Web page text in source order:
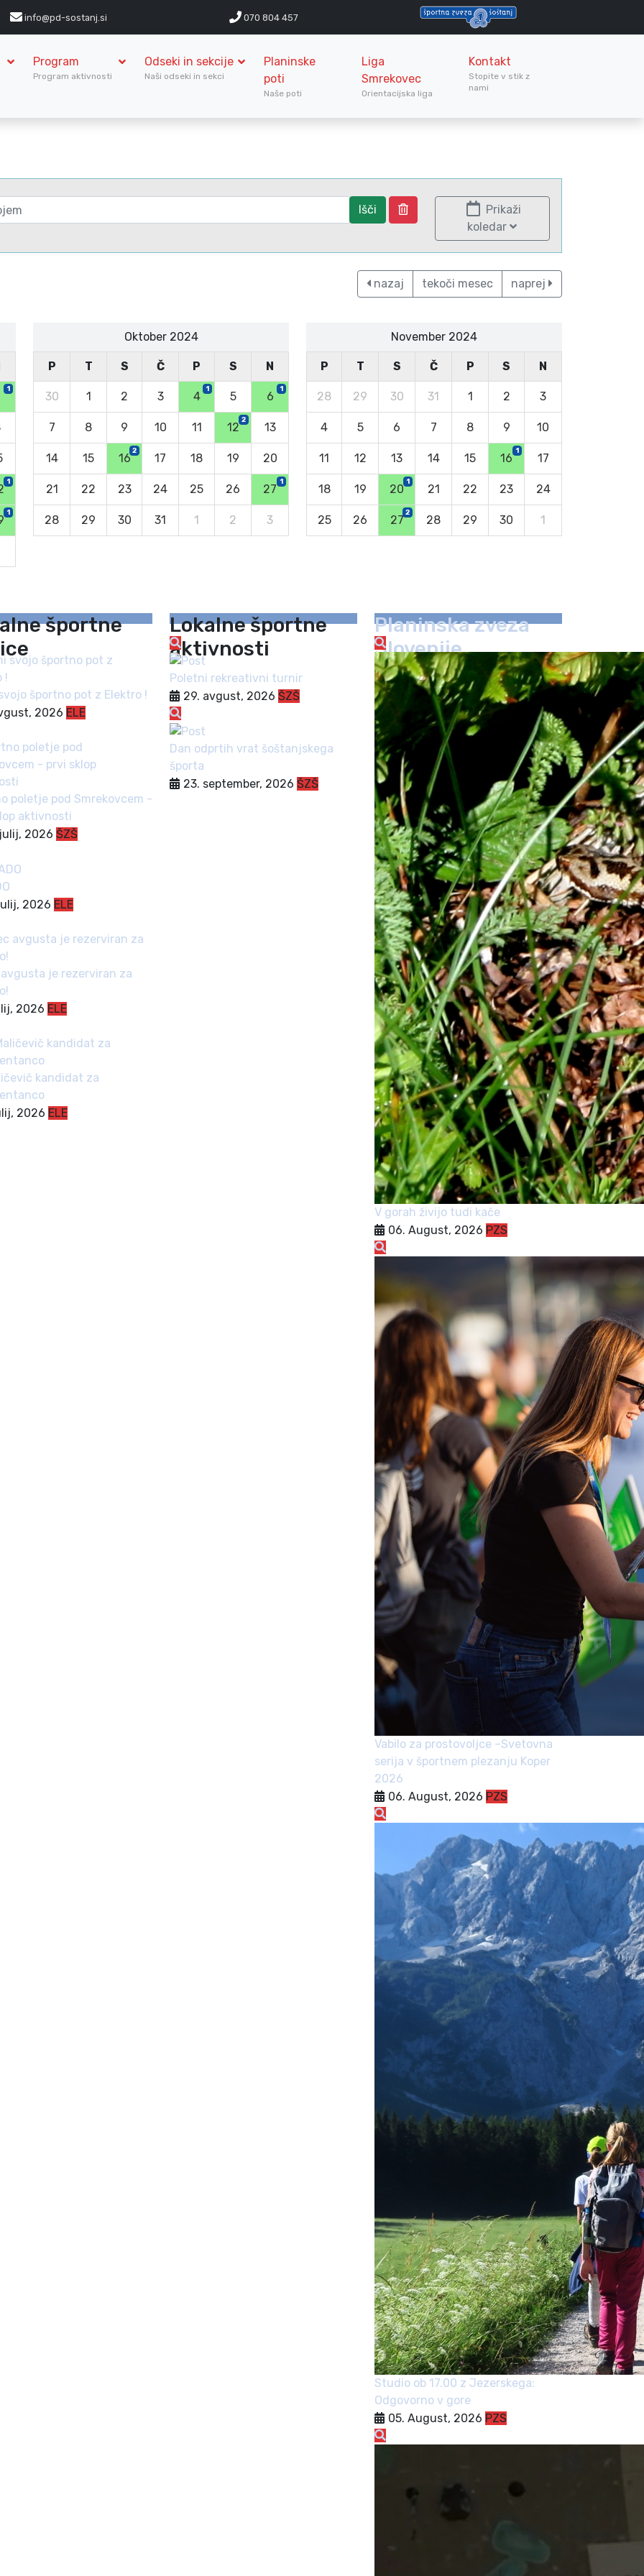
info@pd-sostanj.si 070 804 457
Program
Program aktivnosti
Odseki in sekcije
Naši odseki in sekci
Planinske
poti
Naše poti
Liga
Smrekovec
Orientacijska liga
Kontakt
Stopite v stik z
nami
Išči
Prikaži
koledar
nazaj tekoči mesec naprej
1
1
1
Oktober 2024
P T S Č P S N
30 1 2 3 4
1
5 6
1
7 8 9 10 11 12
2
13
14 15 16
2
17 18 19 20
21 22 23 24 25 26 27
1
28 29 30 31 1 2 3
November 2024
P T S Č P S N
28 29 30 31 1 2 3
4 5 6 7 8 9 10
11 12 13 14 15 16
1
17
18 19 20
1
21 22 23 24
25 26 27
2
28 29 30 1
športne
športno pot z Elektro !
2026 ELE
poletje pod Smrekovcem -
aktivnosti
2026 ŠZŠ
2026 ELE
avgusta je rezerviran za
2026 ELE
kandidat za
2026 ELE
Lokalne športne
aktivnosti
Poletni rekreativni turnir
29. avgust, 2026 ŠZŠ
Dan odprtih vrat šoštanjskega
športa
23. september, 2026 ŠZŠ
Planinska zveza
Slovenije
V gorah živijo tudi kače
06. August, 2026 PZS
Vabilo za prostovoljce –Svetovna
serija v športnem plezanju Koper
2026
06. August, 2026 PZS
Studio ob 17.00 z Jezerskega:
Odgovorno v gore
05. August, 2026 PZS